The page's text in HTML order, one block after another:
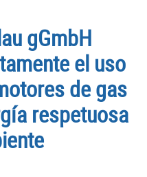
gGmbH
el uso
de gas
respetuosa